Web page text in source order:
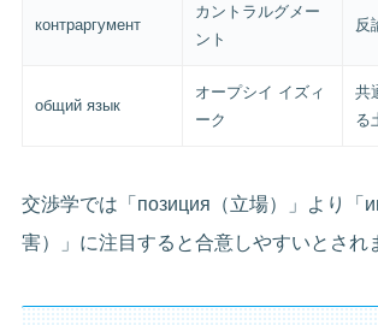
контраргумент
カントラルグメー
ント
反
общий язык
オープシイ イズィ
ーク
共
る
交渉学では「позиция（立場）」より「
害）」に注目すると合意しやすいとされ